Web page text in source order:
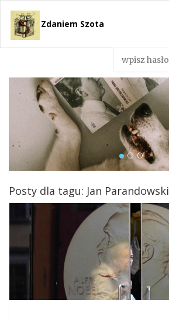
Zdaniem Szota
Posty dla tagu: Jan Parandowski